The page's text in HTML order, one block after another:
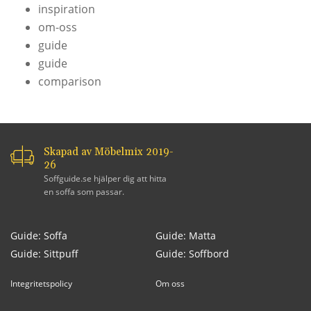
inspiration
om-oss
guide
guide
comparison
Skapad av Möbelmix 2019-
26
Soffguide.se hjälper dig att hitta
en soffa som passar.
Guide: Soffa
Guide: Matta
Guide: Sittpuff
Guide: Soffbord
Integritetspolicy Om oss